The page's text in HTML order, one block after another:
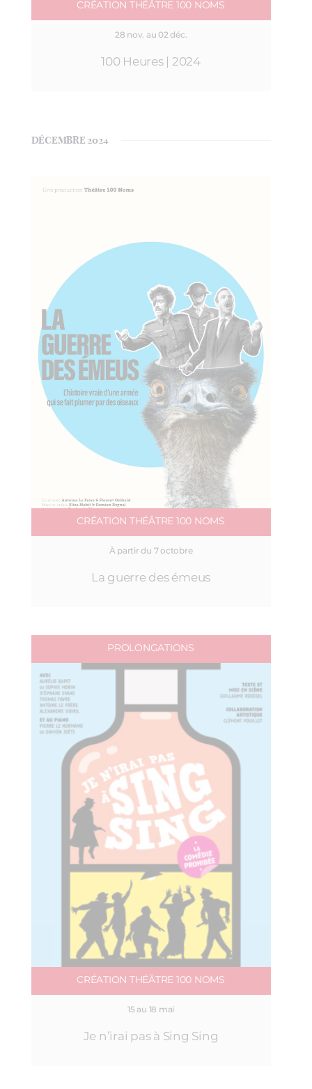
CRÉATION THÉÂTRE 100 NOMS
28 nov. au 02 déc.
100 Heures | 2024
DÉCEMBRE 2024
CRÉATION THÉÂTRE 100 NOMS
À partir du 7 octobre
La guerre des émeus
PROLONGATIONS
CRÉATION THÉÂTRE 100 NOMS
15 au 18 mai
Je n’irai pas à Sing Sing